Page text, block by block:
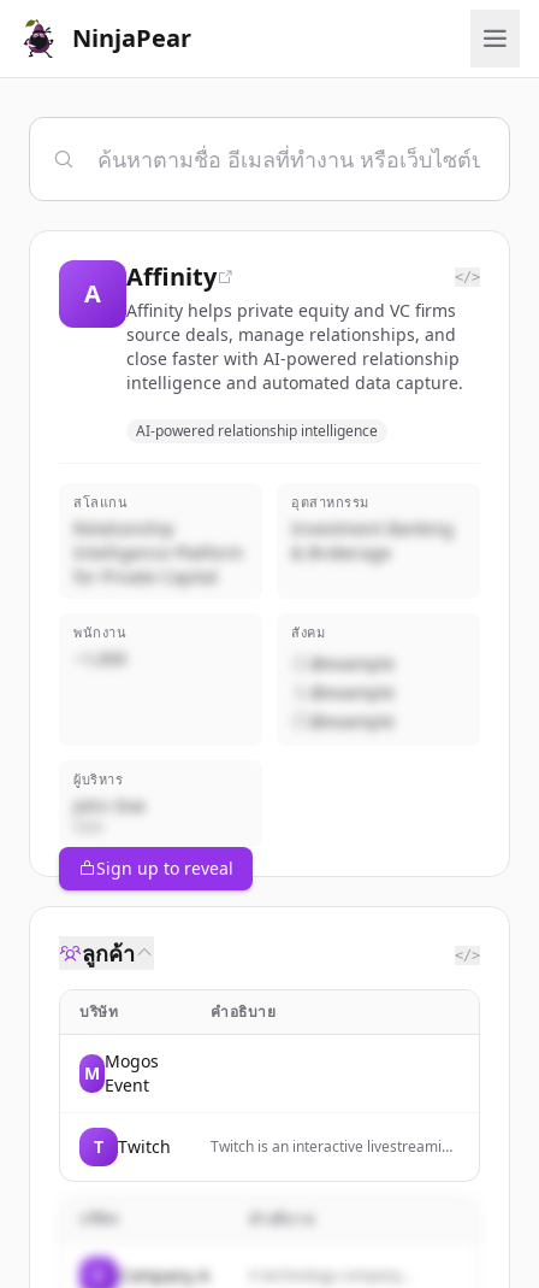
NinjaPear
A
Affinity </>
Affinity helps private equity and VC firms
source deals, manage relationships, and
close faster with AI-powered relationship
intelligence and automated data capture.
AI-powered relationship intelligence
สโลแกน
Relationship
Intelligence Platform
for Private Capital
อุตสาหกรรม
Investment Banking
& Brokerage
พนักงาน
~1,000
สังคม
@example
@example
@example
ผู้บริหาร
John Doe
Sign up to reveal
ลูกค้า </>
บริษัท คำอธิบาย
M
Mogos
Event
T Twitch
Twitch is an interactive livestreaming
entertainment, sports, music, and
คำอธิบาย
Company A A technology company...